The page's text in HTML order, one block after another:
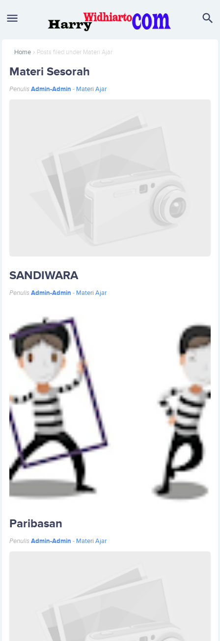
Home › Posts filed under Materi Ajar
Materi Sesorah
PenulisAdmin-Admin - Materi Ajar
SANDIWARA
PenulisAdmin-Admin - Materi Ajar
Paribasan
PenulisAdmin-Admin - Materi Ajar